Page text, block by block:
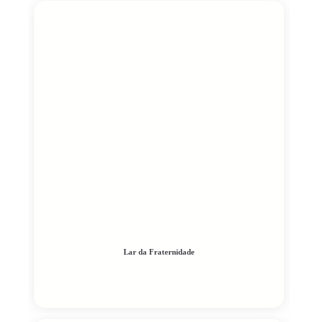
Lar da Fraternidade